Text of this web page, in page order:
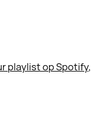
playlist op Spotify,